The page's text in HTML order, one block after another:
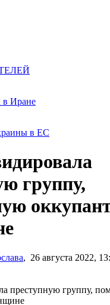
в Иране
в ЕС
группу,
, 26 августа 2022,